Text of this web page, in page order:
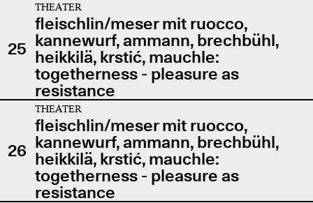
25
THEATER
fleischlin/meser mit ruocco,
kannewurf, ammann, brechbühl,
heikkilä, krstić, mauchle:
togetherness - pleasure as
resistance
26
THEATER
fleischlin/meser mit ruocco,
kannewurf, ammann, brechbühl,
heikkilä, krstić, mauchle:
togetherness - pleasure as
resistance